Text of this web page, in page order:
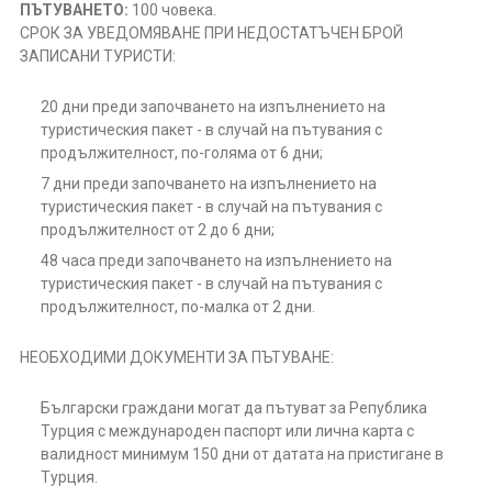
ПЪТУВАНЕТО: 100 човека.
СРОК ЗА УВЕДОМЯВАНЕ ПРИ НЕДОСТАТЪЧЕН БРОЙ
ЗАПИСАНИ ТУРИСТИ:
20 дни преди започването на изпълнението на
туристическия пакет - в случай на пътувания с
продължителност, по-голяма от 6 дни;
7 дни преди започването на изпълнението на
туристическия пакет - в случай на пътувания с
продължителност от 2 до 6 дни;
48 часа преди започването на изпълнението на
туристическия пакет - в случай на пътувания с
продължителност, по-малка от 2 дни.
НЕОБХОДИМИ ДОКУМЕНТИ ЗА ПЪТУВАНЕ:
Български граждани могат да пътуват за Република
Турция с международен паспорт или лична карта с
валидност минимум 150 дни от датата на пристигане в
Турция.